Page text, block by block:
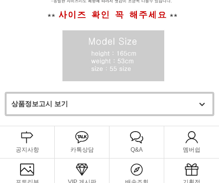
상품정보고시 보기
공지사항 카톡상담 Q&A 멤버쉽